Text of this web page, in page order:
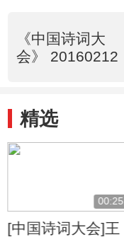
《中国诗词大
会》 20160212
精选
00:25
[中国诗词大会]王